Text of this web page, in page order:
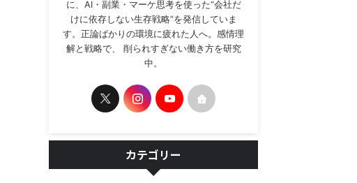
に、AI・副業・マーケ思考を使った“会社だ
けに依存しない生存戦略”を発信していま
す。正論ばかりの環境に疲れた人へ。感情理
解と戦略で、 削られすぎない働き方を研究
中。
カテゴリー